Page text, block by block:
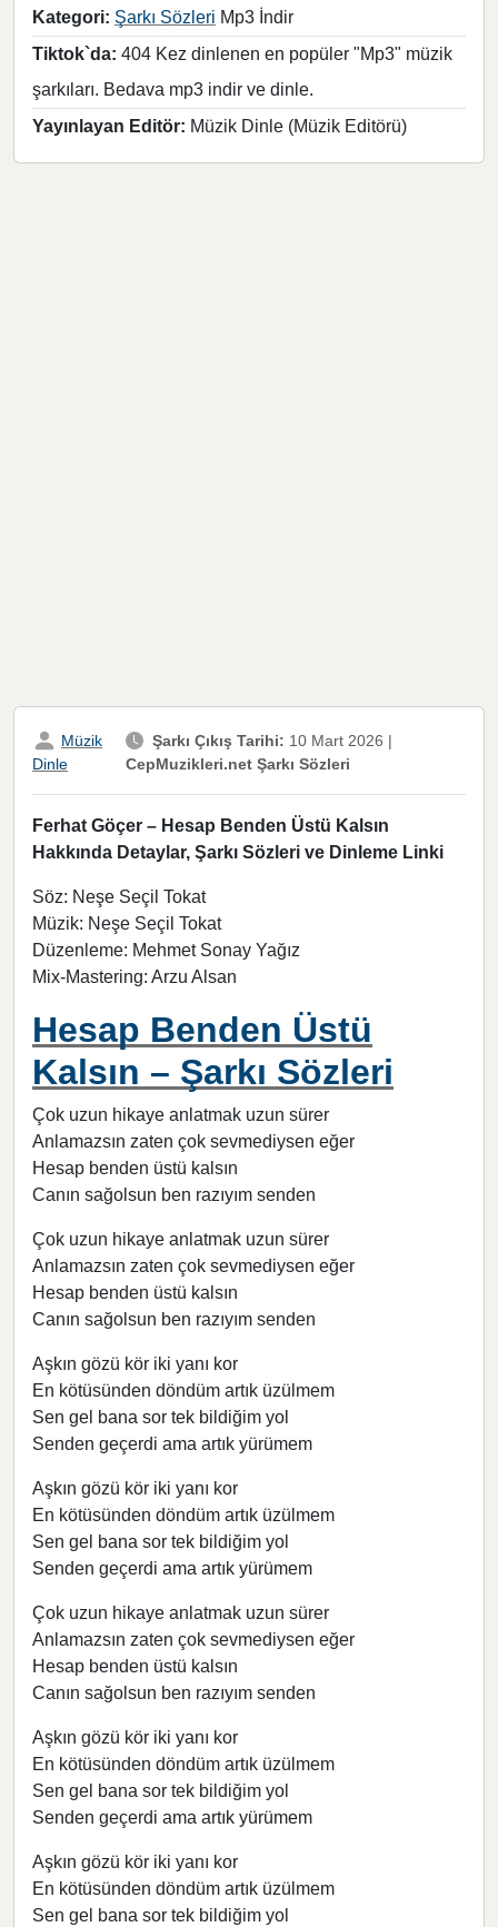
Kategori: Şarkı Sözleri Mp3 İndir
Tiktok`da: 404 Kez dinlenen en popüler "Mp3" müzik
şarkıları. Bedava mp3 indir ve dinle.
Yayınlayan Editör: Müzik Dinle (Müzik Editörü)
Müzik
Dinle
Şarkı Çıkış Tarihi: 10 Mart 2026 |
CepMuzikleri.net Şarkı Sözleri
Ferhat Göçer – Hesap Benden Üstü Kalsın
Hakkında Detaylar, Şarkı Sözleri ve Dinleme Linki
Söz: Neşe Seçil Tokat
Müzik: Neşe Seçil Tokat
Düzenleme: Mehmet Sonay Yağız
Mix-Mastering: Arzu Alsan
Hesap Benden Üstü
Kalsın – Şarkı Sözleri
Çok uzun hikaye anlatmak uzun sürer
Anlamazsın zaten çok sevmediysen eğer
Hesap benden üstü kalsın
Canın sağolsun ben razıyım senden
Çok uzun hikaye anlatmak uzun sürer
Anlamazsın zaten çok sevmediysen eğer
Hesap benden üstü kalsın
Canın sağolsun ben razıyım senden
Aşkın gözü kör iki yanı kor
En kötüsünden döndüm artık üzülmem
Sen gel bana sor tek bildiğim yol
Senden geçerdi ama artık yürümem
Aşkın gözü kör iki yanı kor
En kötüsünden döndüm artık üzülmem
Sen gel bana sor tek bildiğim yol
Senden geçerdi ama artık yürümem
Çok uzun hikaye anlatmak uzun sürer
Anlamazsın zaten çok sevmediysen eğer
Hesap benden üstü kalsın
Canın sağolsun ben razıyım senden
Aşkın gözü kör iki yanı kor
En kötüsünden döndüm artık üzülmem
Sen gel bana sor tek bildiğim yol
Senden geçerdi ama artık yürümem
Aşkın gözü kör iki yanı kor
En kötüsünden döndüm artık üzülmem
Sen gel bana sor tek bildiğim yol